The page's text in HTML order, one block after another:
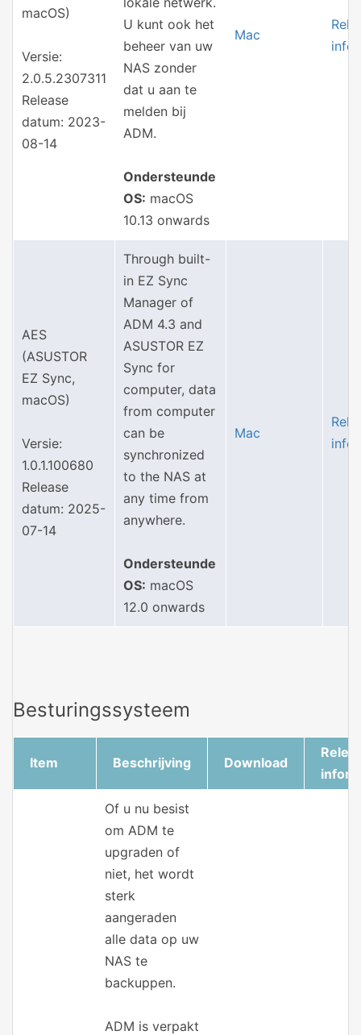
macOS)
Versie:
2.0.5.2307311
Release
datum: 2023-
08-14
U kunt ook het
beheer van uw
NAS zonder
dat u aan te
melden bij
ADM.
Ondersteunde
OS: macOS
10.13 onwards
Mac
AES
(ASUSTOR
EZ Sync,
macOS)
Versie:
1.0.1.100680
Release
datum: 2025-
07-14
Through built-
in EZ Sync
Manager of
ADM 4.3 and
ASUSTOR EZ
Sync for
computer, data
from computer
can be
synchronized
to the NAS at
any time from
anywhere.
Ondersteunde
OS: macOS
12.0 onwards
Mac
Besturingssysteem
Item Beschrijving Download
Of u nu besist
om ADM te
upgraden of
niet, het wordt
sterk
aangeraden
alle data op uw
NAS te
backuppen.
ADM is verpakt